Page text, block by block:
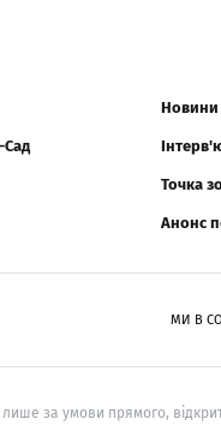
Сад
Новини
Точка
Анонс
МИ В
за умови прямого,